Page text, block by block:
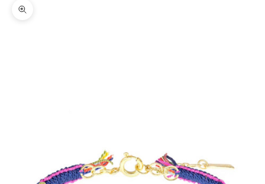
Bild vergrößern